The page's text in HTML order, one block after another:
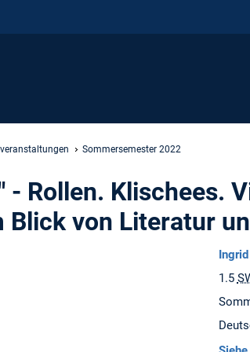
Sommersemester 2022
- Rollen. Klischees.
Blick von Literatur
1.5